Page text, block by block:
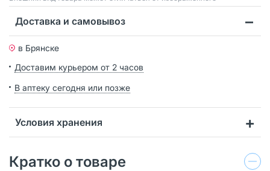
Доставка и самовывоз
в Брянске
Доставим курьером от 2 часов
В аптеку сегодня или позже
Условия хранения
Кратко о товаре